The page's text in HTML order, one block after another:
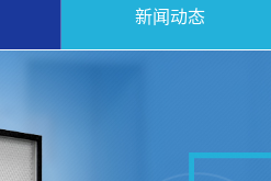
新闻动态